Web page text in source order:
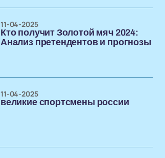
Кто получит Золотой мяч 2024:
Анализ претендентов и прогнозы
11-04-2025
великие спортсмены россии
11-04-2025